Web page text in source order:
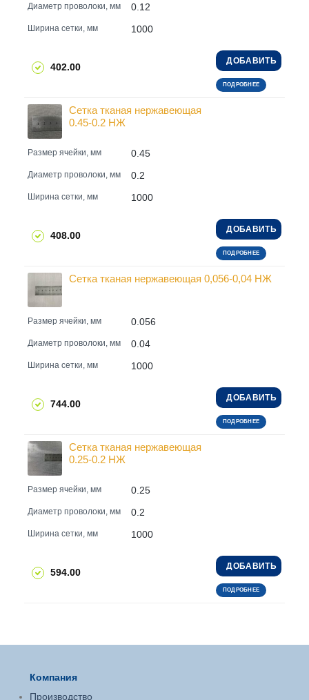
Диаметр проволоки, мм 0.12
Ширина сетки, мм 1000
402.00
ДОБАВИТЬ
ПОДРОБНЕЕ
Сетка тканая нержавеющая
0.45-0.2 НЖ
Размер ячейки, мм 0.45
Диаметр проволоки, мм 0.2
Ширина сетки, мм 1000
408.00
ДОБАВИТЬ
ПОДРОБНЕЕ
Сетка тканая нержавеющая 0,056-0,04 НЖ
Размер ячейки, мм 0.056
Диаметр проволоки, мм 0.04
Ширина сетки, мм 1000
744.00
ДОБАВИТЬ
ПОДРОБНЕЕ
Сетка тканая нержавеющая
0.25-0.2 НЖ
Размер ячейки, мм 0.25
Диаметр проволоки, мм 0.2
Ширина сетки, мм 1000
594.00
ДОБАВИТЬ
ПОДРОБНЕЕ
Компания
Производство